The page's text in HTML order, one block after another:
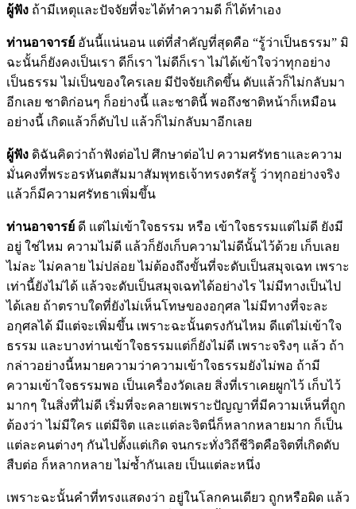
ผู้ฟัง ถ้ามีเหตุและปัจจัยที่จะได้ทำความดี ก็ได้ทำเอง
ท่านอาจารย์ อันนี้แน่นอน แต่ที่สำคัญที่สุดคือ “รู้ว่าเป็นธรรม” มิ
ฉะนั้นก็ยังคงเป็นเรา ดีก็เรา ไม่ดีก็เรา ไม่ได้เข้าใจว่าทุกอย่าง
เป็นธรรม ไม่เป็นของใครเลย มีปัจจัยเกิดขึ้น ดับแล้วก็ไม่กลับมา
อีกเลย ชาติก่อนๆ ก็อย่างนี้ และชาตินี้ พอถึงชาติหน้าก็เหมือน
อย่างนี้ เกิดแล้วก็ดับไป แล้วก็ไม่กลับมาอีกเลย
ผู้ฟัง ดิฉันคิดว่าถ้าฟังต่อไป ศึกษาต่อไป ความศรัทธาและความ
มั่นคงที่พระอรหันตสัมมาสัมพุทธเจ้าทรงตรัสรู้ ว่าทุกอย่างจริง
แล้วก็มีความศรัทธาเพิ่มขึ้น
ท่านอาจารย์ ดี แต่ไม่เข้าใจธรรม หรือ เข้าใจธรรมแต่ไม่ดี ยังมี
อยู่ ใช่ไหม ความไม่ดี แล้วก็ยังเก็บความไม่ดีนั้นไว้ด้วย เก็บเลย
ไม่ละ ไม่คลาย ไม่ปล่อย ไม่ต้องถึงขั้นที่จะดับเป็นสมุจเฉท เพราะ
เท่านี้ยังไม่ได้ แล้วจะดับเป็นสมุจเฉทได้อย่างไร ไม่มีทางเป็นไป
ได้เลย ถ้าตราบใดที่ยังไม่เห็นโทษของอกุศล ไม่มีทางที่จะละ
อกุศลได้ มีแต่จะเพิ่มขึ้น เพราะฉะนั้นตรงกันไหม ดีแต่ไม่เข้าใจ
ธรรม และบางท่านเข้าใจธรรมแต่ก็ยังไม่ดี เพราะจริงๆ แล้ว ถ้า
กล่าวอย่างนี้หมายความว่าความเข้าใจธรรมยังไม่พอ ถ้ามี
ความเข้าใจธรรมพอ เป็นเครื่องวัดเลย สิ่งที่เราเคยผูกไว้ เก็บไว้
มากๆ ในสิ่งที่ไม่ดี เริ่มที่จะคลายเพราะปัญญาที่มีความเห็นที่ถูก
ต้องว่า ไม่มีใคร แต่มีจิต และแต่ละจิตนี่ก็หลากหลายมาก ก็เป็น
แต่ละคนต่างๆ กันไปตั้งแต่เกิด จนกระทั่งวิถีชีวิตคือจิตที่เกิดดับ
สืบต่อ ก็หลากหลาย ไม่ซ้ำกันเลย เป็นแต่ละหนึ่ง
เพราะฉะนั้นคำที่ทรงแสดงว่า อยู่ในโลกคนเดียว ถูกหรือผิด แล้ว